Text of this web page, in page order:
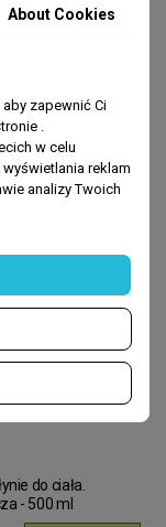
do ciała.
- 500 ml
About Cookies
zapewnić Ci
.
w celu
reklam
analizy Twoich